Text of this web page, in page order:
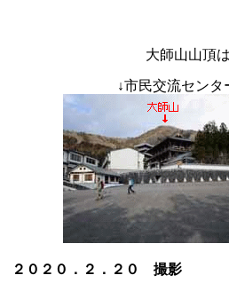
大師山山頂
↓市民交流セ
２０２０．２．２０ 撮影